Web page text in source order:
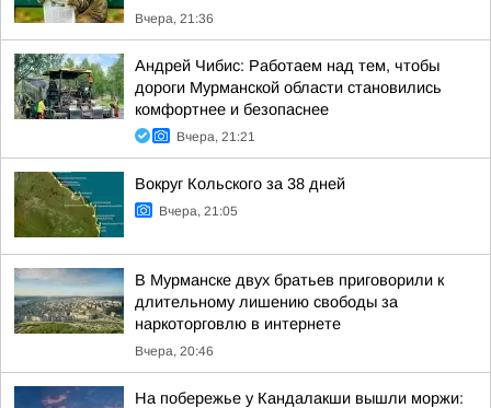
Вчера, 21:36
Андрей Чибис: Работаем над тем, чтобы
дороги Мурманской области становились
комфортнее и безопаснее
Вчера, 21:21
Вокруг Кольского за 38 дней
Вчера, 21:05
В Мурманске двух братьев приговорили к
длительному лишению свободы за
наркоторговлю в интернете
Вчера, 20:46
На побережье у Кандалакши вышли моржи: